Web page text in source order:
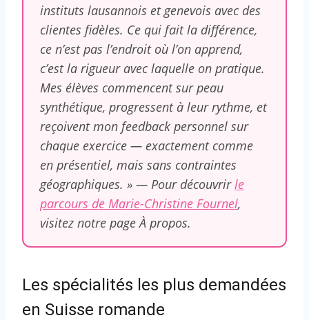
instituts lausannois et genevois avec des
clientes fidèles. Ce qui fait la différence,
ce n’est pas l’endroit où l’on apprend,
c’est la rigueur avec laquelle on pratique.
Mes élèves commencent sur peau
synthétique, progressent à leur rythme, et
reçoivent mon feedback personnel sur
chaque exercice — exactement comme
en présentiel, mais sans contraintes
géographiques. » — Pour découvrirle
parcours de Marie-Christine Fournel,
visitez notre page À propos.
Les spécialités les plus demandées
en Suisse romande